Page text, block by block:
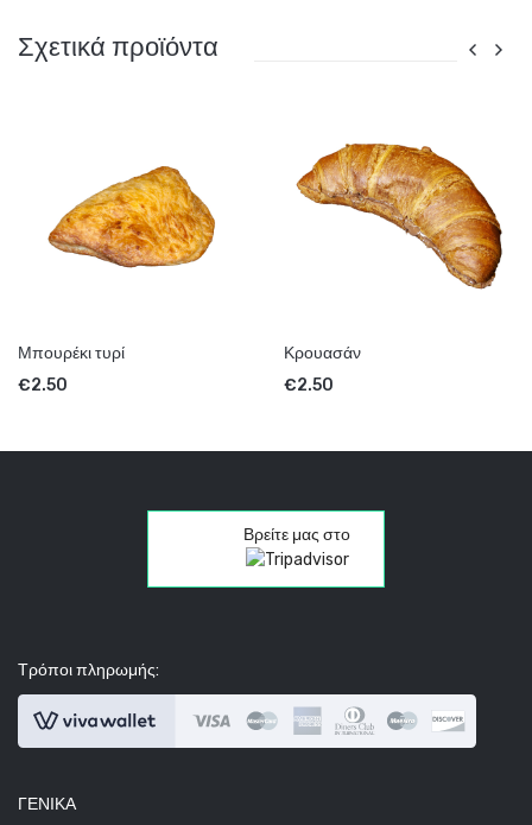
Σχετικά προϊόντα
Μπουρέκι τυρί
€2.50
Κρουασάν
€2.50
Βρείτε μας στο
Τρόποι πληρωμής:
ΓΕΝΙΚΆ